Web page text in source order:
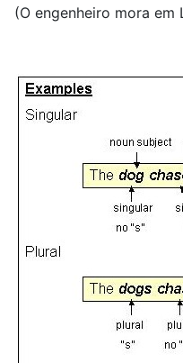
(O engenheiro mora